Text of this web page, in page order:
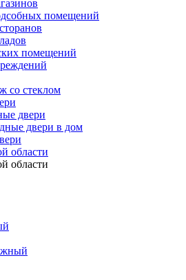
помещений
помещений
со стеклом
двери
двери в дом
области
области